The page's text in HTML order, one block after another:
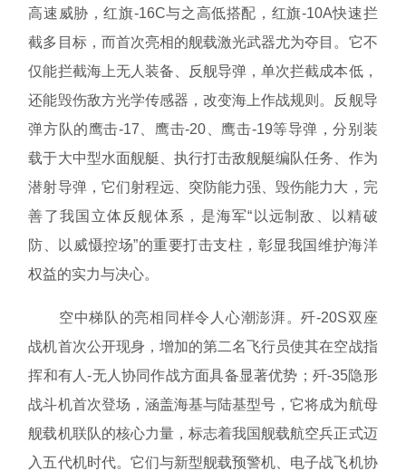
高速威胁，红旗-16C与之高低搭配，红旗-10A快速拦
截多目标，而首次亮相的舰载激光武器尤为夺目。它不
仅能拦截海上无人装备、反舰导弹，单次拦截成本低，
还能毁伤敌方光学传感器，改变海上作战规则。反舰导
弹方队的鹰击-17、鹰击-20、鹰击-19等导弹，分别装
载于大中型水面舰艇、执行打击敌舰艇编队任务、作为
潜射导弹，它们射程远、突防能力强、毁伤能力大，完
善了我国立体反舰体系，是海军“以远制敌、以精破
防、以威慑控场”的重要打击支柱，彰显我国维护海洋
权益的实力与决心。
空中梯队的亮相同样令人心潮澎湃。歼-20S双座
战机首次公开现身，增加的第二名飞行员使其在空战指
挥和有人-无人协同作战方面具备显著优势；歼-35隐形
战斗机首次登场，涵盖海基与陆基型号，它将成为航母
舰载机联队的核心力量，标志着我国舰载航空兵正式迈
入五代机时代。它们与新型舰载预警机、电子战飞机协